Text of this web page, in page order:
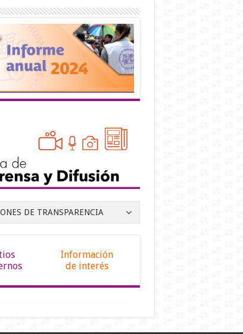
DE TRANSPARENCIA
Información
de interés